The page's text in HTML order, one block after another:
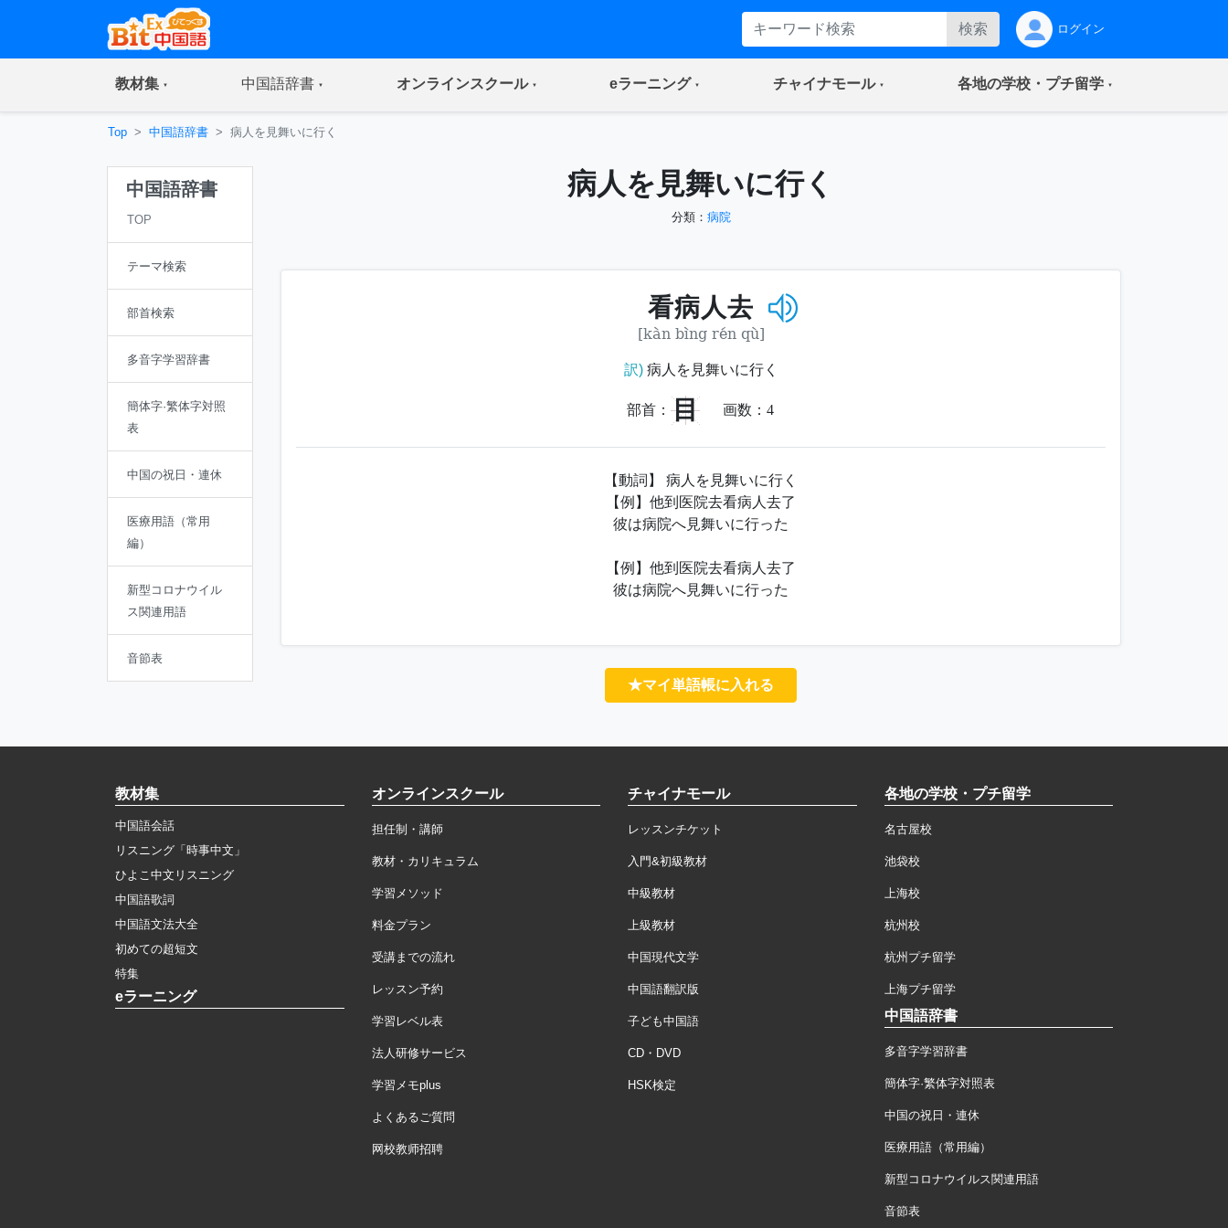
検索 ログイン
教材集(current) 中国語辞書(current) オンラインスクール(current) eラーニング(current) チャイナモール(current) 各地の学校・プチ留学(current)
Top 中国語辞書 病人を見舞いに行く
中国語辞書
TOP
テーマ検索
部首検索
多音字学習辞書
簡体字·繁体字対照
表
中国の祝日・連休
医療用語（常用
編）
新型コロナウイル
ス関連用語
音節表
病人を見舞いに行く
分類： 病院
看病人去
[kàn bìng rén qù]
訳)病人を見舞いに行く
部首： 目 画数： 4
【動詞】 病人を見舞いに行く
【例】他到医院去看病人去了
彼は病院へ見舞いに行った
【例】他到医院去看病人去了
彼は病院へ見舞いに行った
★マイ単語帳に入れる
教材集
中国語会話
リスニング「時事中文」
ひよこ中文リスニング
中国語歌詞
中国語文法大全
初めての超短文
特集
eラーニング
オンラインスクール
担任制・講師
教材・カリキュラム
学習メソッド
料金プラン
受講までの流れ
レッスン予約
学習レベル表
法人研修サービス
学習メモplus
よくあるご質問
网校教师招聘
チャイナモール
レッスンチケット
入門&初級教材
中級教材
上級教材
中国現代文学
中国語翻訳版
子ども中国語
CD・DVD
HSK検定
各地の学校・プチ留学
名古屋校
池袋校
上海校
杭州校
杭州プチ留学
上海プチ留学
中国語辞書
多音字学習辞書
簡体字·繁体字対照表
中国の祝日・連休
医療用語（常用編）
新型コロナウイルス関連用語
音節表